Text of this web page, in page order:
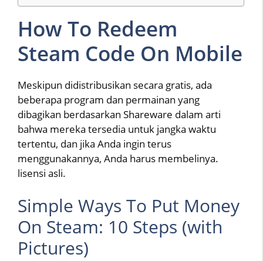
How To Redeem
Steam Code On Mobile
Meskipun didistribusikan secara gratis, ada
beberapa program dan permainan yang
dibagikan berdasarkan Shareware dalam arti
bahwa mereka tersedia untuk jangka waktu
tertentu, dan jika Anda ingin terus
menggunakannya, Anda harus membelinya.
lisensi asli.
Simple Ways To Put Money
On Steam: 10 Steps (with
Pictures)